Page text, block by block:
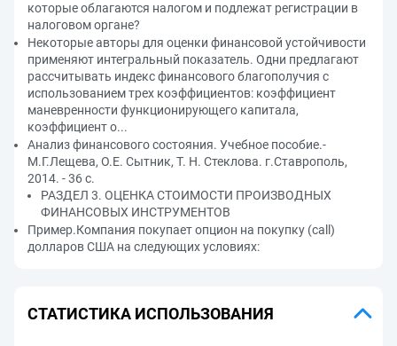
которые облагаются налогом и подлежат регистрации в
налоговом органе?
Некоторые авторы для оценки финансовой устойчивости
применяют интегральный показатель. Одни предлагают
рассчитывать индекс финансового благополучия с
использованием трех коэффициентов: коэффициент
маневренности функционирующего капитала,
коэффициент о...
Анализ финансового состояния. Учебное пособие.-
М.Г.Лещева, О.Е. Сытник, Т. Н. Стеклова. г.Ставрополь,
2014. - 36 с.
РАЗДЕЛ 3. ОЦЕНКА СТОИМОСТИ ПРОИЗВОДНЫХ
ФИНАНСОВЫХ ИНСТРУМЕНТОВ
Пример.Компания покупает опцион на покупку (call)
долларов США на следующих условиях:
СТАТИСТИКА ИСПОЛЬЗОВАНИЯ